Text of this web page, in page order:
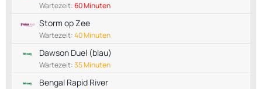
Wartezeit:60 Minuten
Storm op Zee
Wartezeit:40 Minuten
Dawson Duel (blau)
Wartezeit:35 Minuten
Bengal Rapid River